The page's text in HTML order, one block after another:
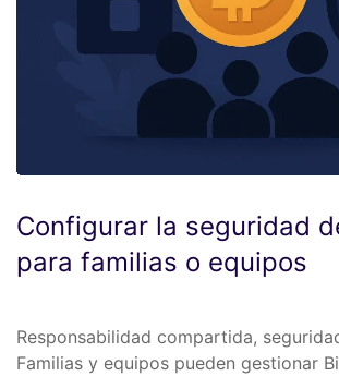
Configurar la seguridad
para familias o equipos
Responsabilidad compartida,
Familias y equipos pueden gestionar